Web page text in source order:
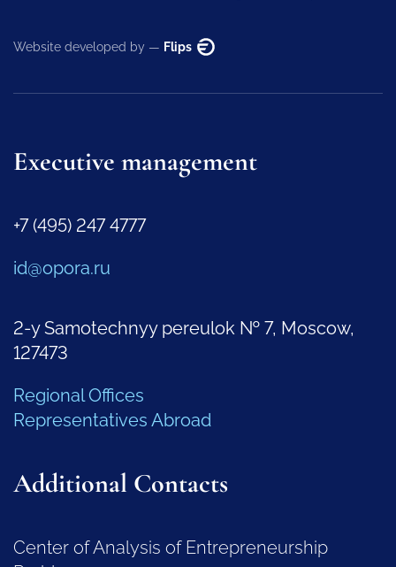
Website developed by — Flips
Executive management
+7 (495) 247 4777
id@opora.ru
2-y Samotechnyy pereulok № 7, Moscow,
127473
Regional Offices
Representatives Abroad
Additional Contacts
Center of Analysis of Entrepreneurship